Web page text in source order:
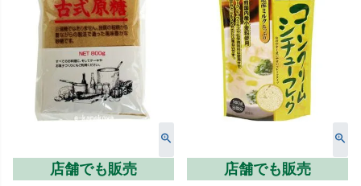
店舗でも販売 店舗でも販売